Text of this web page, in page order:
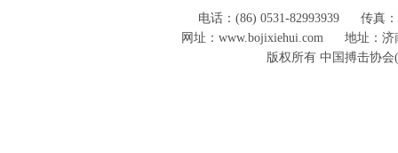
电话：(86) 0531-82993939
传真
网址：www.bojixiehui.com
地址：济
版权所有 中国搏击协会